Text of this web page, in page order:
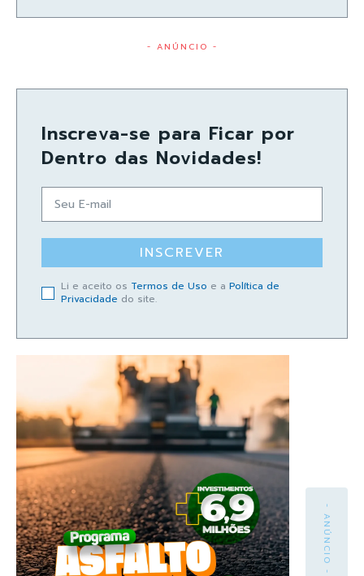
- ANÚNCIO -
Inscreva-se para Ficar por
Dentro das Novidades!
INSCREVER
Li e aceito os Termos de Uso e a Política de
Privacidade do site.
- ANÚNCIO -